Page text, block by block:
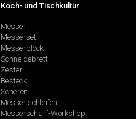
Koch- und Tischkultur
Messer
Messerset
Messerblock
Schneidebrett
Zester
Besteck
Scheren
Messer schleifen
Messerschärf-Workshop